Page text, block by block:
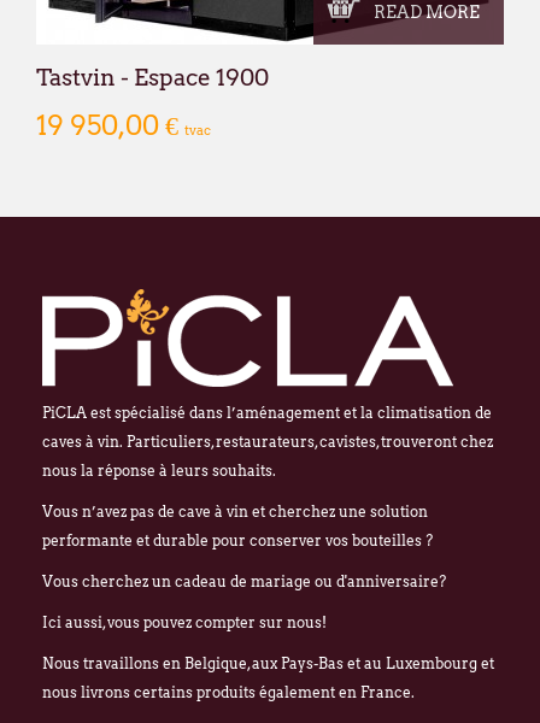
READ MORE
Tastvin - Espace 1900
19 950,00 € tvac
PiCLA est spécialisé dans l’aménagement et la climatisation de
caves à vin. Particuliers, restaurateurs, cavistes, trouveront chez
nous la réponse à leurs souhaits.
Vous n’avez pas de cave à vin et cherchez une solution
performante et durable pour conserver vos bouteilles ?
Vous cherchez un cadeau de mariage ou d'anniversaire?
Ici aussi, vous pouvez compter sur nous!
Nous travaillons en Belgique, aux Pays-Bas et au Luxembourg et
nous livrons certains produits également en France.